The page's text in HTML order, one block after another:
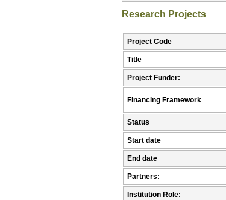
Research Projects
Project Code
Title
Project Funder:
Financing Framework
Status
Start date
End date
Partners:
Institution Role: